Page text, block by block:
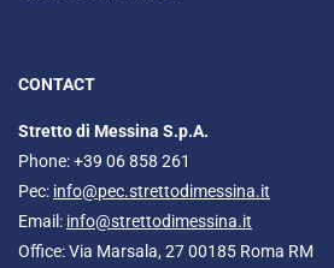
CONTACT
Stretto di Messina S.p.A.
Phone: +39 06 858 261
Pec: info@pec.strettodimessina.it
Email: info@strettodimessina.it
Office: Via Marsala, 27 00185 Roma RM